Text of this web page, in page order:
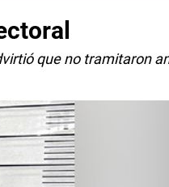
que no tramitaron